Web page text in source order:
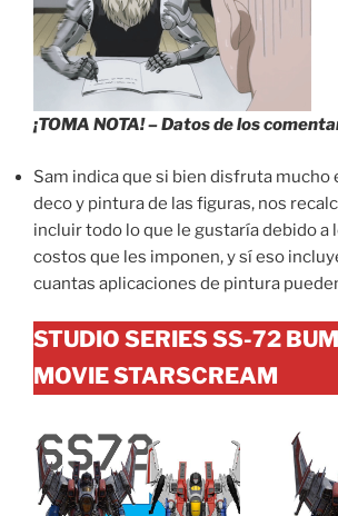
¡TOMA NOTA! – Datos de los
Sam indica que si bien disfruta mucho
deco y pintura de las figuras, nos
incluir todo lo que le gustaría debido a
costos que les imponen, y sí eso
cuantas aplicaciones de pintura
STUDIO SERIES SS-72
MOVIE STARSCREAM